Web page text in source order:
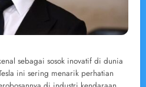
sebagai sosok inovatif di dunia
ini sering menarik perhatian